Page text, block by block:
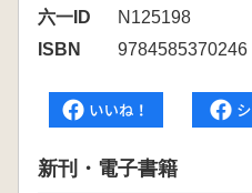
六一ID
N125198
ISBN
9784585370246
新刊・電子書籍